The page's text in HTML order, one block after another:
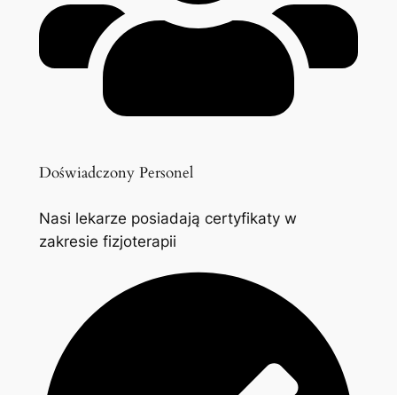
Doświadczony Personel
Nasi lekarze posiadają certyfikaty w
zakresie fizjoterapii